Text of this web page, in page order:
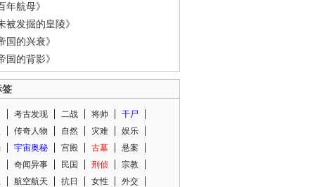
年航母》
被发掘的皇陵》
国的兴衰》
国的背影》
签
考古发现 二战 将帅
干尸
传奇人物 自然 灾难
娱乐
宇宙奥秘 宫殿 古墓
悬案
奇闻异事 民国 刑侦
宗教
航空航天 抗日 女性
外交